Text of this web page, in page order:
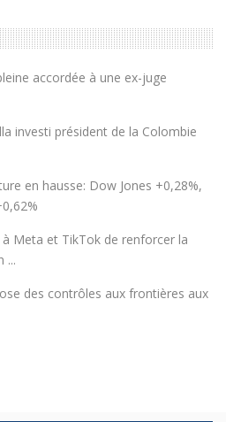
accordée à une ex-juge
investi président de la Colombie
en hausse: Dow Jones +0,28%,
à Meta et TikTok de renforcer la
...
des contrôles aux frontières aux